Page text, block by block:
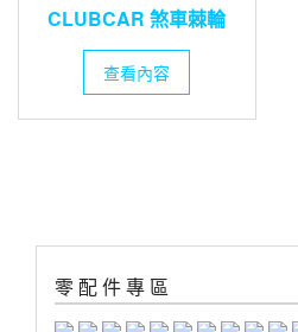
CLUBCAR 煞車棘輪
查看內容
零 配 件 專 區